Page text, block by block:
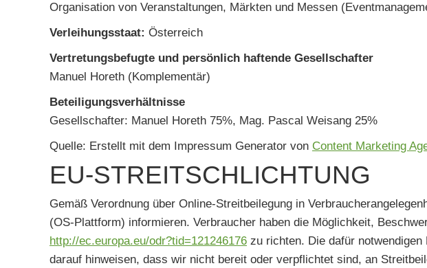
Organisation von Veranstaltungen, Märkten und Messen
Verleihungsstaat: Österreich
Vertretungsbefugte und persönlich haftende Gesellschafter
Manuel Horeth (Komplementär)
Beteiligungsverhältnisse
Gesellschafter: Manuel Horeth 75%, Mag. Pascal Weisang 25%
Quelle: Erstellt mit dem Impressum Generator von Content Marketing
EU-STREITSCHLICHTUNG
Gemäß Verordnung über Online-Streitbeilegung in
(OS-Plattform) informieren. Verbraucher haben die Möglichkeit,
http://ec.europa.eu/odr?tid=121246176 zu richten. Die dafür
darauf hinweisen, dass wir nicht bereit oder verpflichtet sind, an